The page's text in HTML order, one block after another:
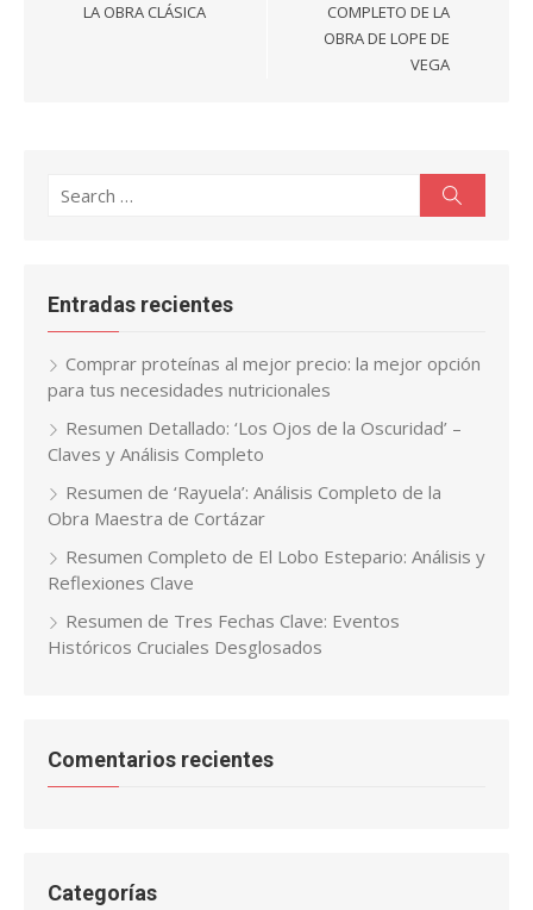
LA OBRA CLÁSICA
COMPLETO DE LA
OBRA DE LOPE DE
VEGA
Search
Entradas recientes
Comprar proteínas al mejor precio: la mejor opción
para tus necesidades nutricionales
Resumen Detallado: ‘Los Ojos de la Oscuridad’ –
Claves y Análisis Completo
Resumen de ‘Rayuela’: Análisis Completo de la
Obra Maestra de Cortázar
Resumen Completo de El Lobo Estepario: Análisis y
Reflexiones Clave
Resumen de Tres Fechas Clave: Eventos
Históricos Cruciales Desglosados
Comentarios recientes
Categorías